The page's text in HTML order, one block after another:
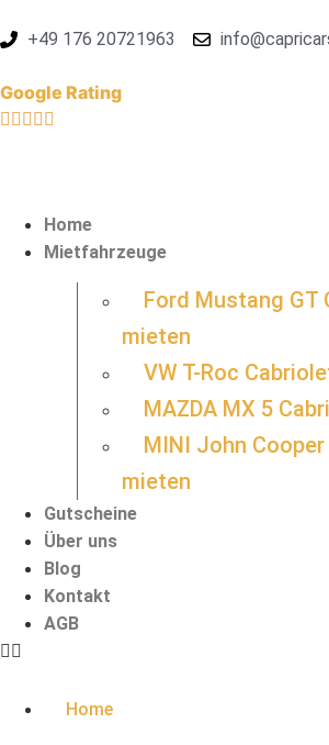
+49 176 20721963
Google Rating
Home
Mietfahrzeuge
Ford Mustang GT
mieten
VW T-Roc
MAZDA MX 5
MINI John
mieten
Gutscheine
Über uns
Blog
Kontakt
AGB
Home